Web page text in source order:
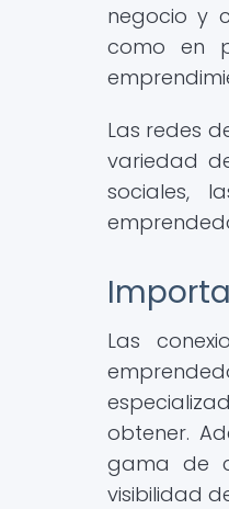
negocio y
como en
Las redes
variedad
sociales,
Las
obtener.
gama de
visibilidad